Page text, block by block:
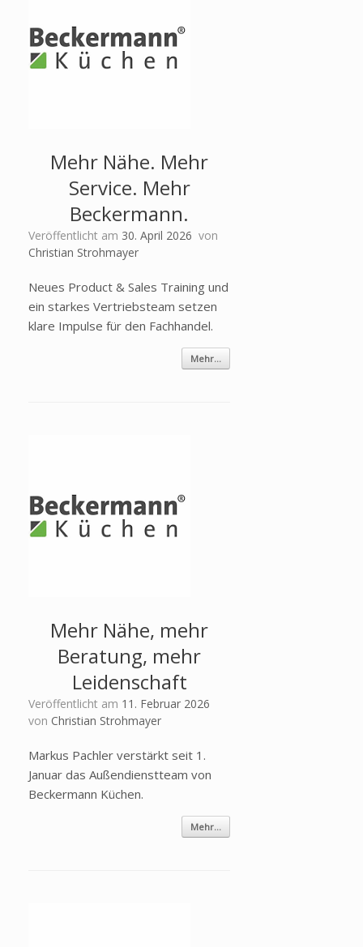
Mehr Nähe. Mehr
Service. Mehr
Beckermann.
Veröffentlicht am 30. April 2026 von
Christian Strohmayer
Neues Product & Sales Training und
ein starkes Vertriebsteam setzen
klare Impulse für den Fachhandel.
Mehr...
Mehr Nähe, mehr
Beratung, mehr
Leidenschaft
Veröffentlicht am 11. Februar 2026
von Christian Strohmayer
Markus Pachler verstärkt seit 1.
Januar das Außendienstteam von
Beckermann Küchen.
Mehr...